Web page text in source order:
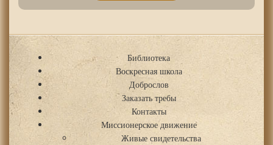
Библиотека
Воскресная школа
Доброслов
Заказать требы
Контакты
Миссионерское движение
Живые свидетельства